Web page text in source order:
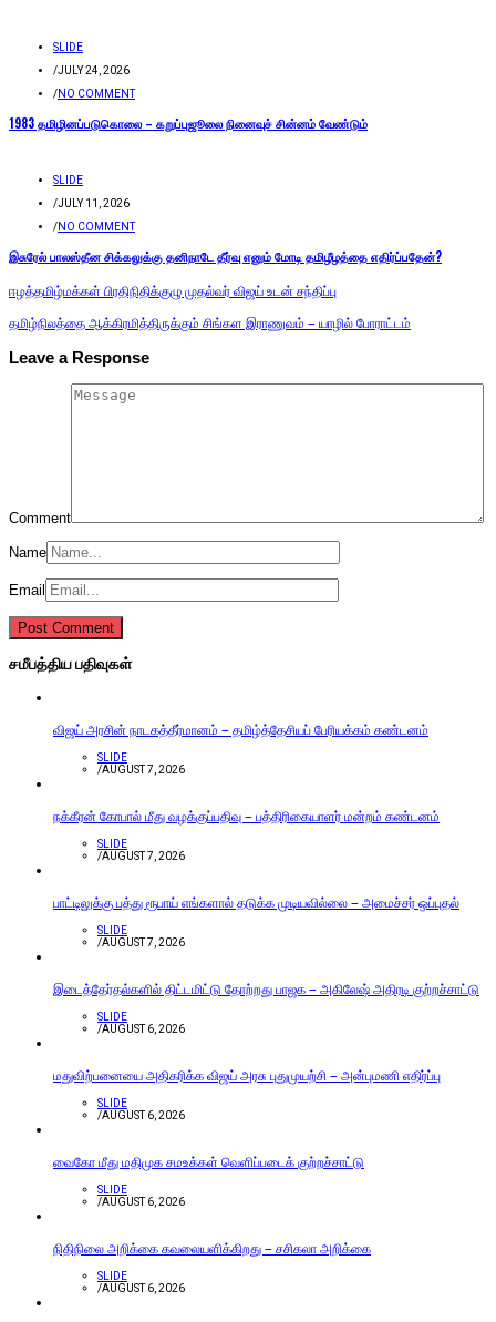
SLIDE
/JULY 24, 2026
/NO COMMENT
1983 தமிழினப்படுகொலை – கறுப்புஜூலை நினைவுச் சின்னம் வேண்டும்
SLIDE
/JULY 11, 2026
/NO COMMENT
இசுரேல் பாலஸ்தீன சிக்கலுக்கு தனிநாடே தீர்வு எனும் மோடி தமிழீழத்தை எதிர்ப்பதேன்?
ஈழத்தமிழ்மக்கள் பிரதிநிதிக்குழு முதல்வர் விஜய் உடன் சந்திப்பு
தமிழ்நிலத்தை ஆக்கிரமித்திருக்கும் சிங்கள இராணுவம் – யாழில் போராட்டம்
Leave a Response
Comment
Name
Email
சமீபத்திய பதிவுகள்
விஜய் அரசின் நாடகத்தீர்மானம் – தமிழ்த்தேசியப் பேரியக்கம் கண்டனம்
SLIDE
/AUGUST 7, 2026
நக்கீரன் கோபால் மீது வழக்குப்பதிவு – பத்திரிகையாளர் மன்றம் கண்டனம்
SLIDE
/AUGUST 7, 2026
பாட்டிலுக்கு பத்து ரூபாய் எங்களால் தடுக்க முடியவில்லை – அமைச்சர் ஒப்புதல்
SLIDE
/AUGUST 7, 2026
இடைத்தேர்தல்களில் திட்டமிட்டு தோற்றது பாஜக – அகிலேஷ் அதிரடி குற்றச்சாட்டு
SLIDE
/AUGUST 6, 2026
மதுவிற்பனையை அதிகரிக்க விஜய் அரசு புதுமுயற்சி – அன்புமணி எதிர்ப்பு
SLIDE
/AUGUST 6, 2026
வைகோ மீது மதிமுக சமஉக்கள் வெளிப்படைக் குற்றச்சாட்டு
SLIDE
/AUGUST 6, 2026
நிதிநிலை அறிக்கை கவலையளிக்கிறது – சசிகலா அறிக்கை
SLIDE
/AUGUST 6, 2026